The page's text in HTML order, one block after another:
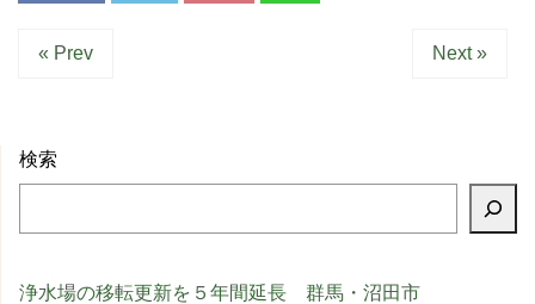
« Prev Next »
検索
浄水場の移転更新を５年間延長 群馬・沼田市